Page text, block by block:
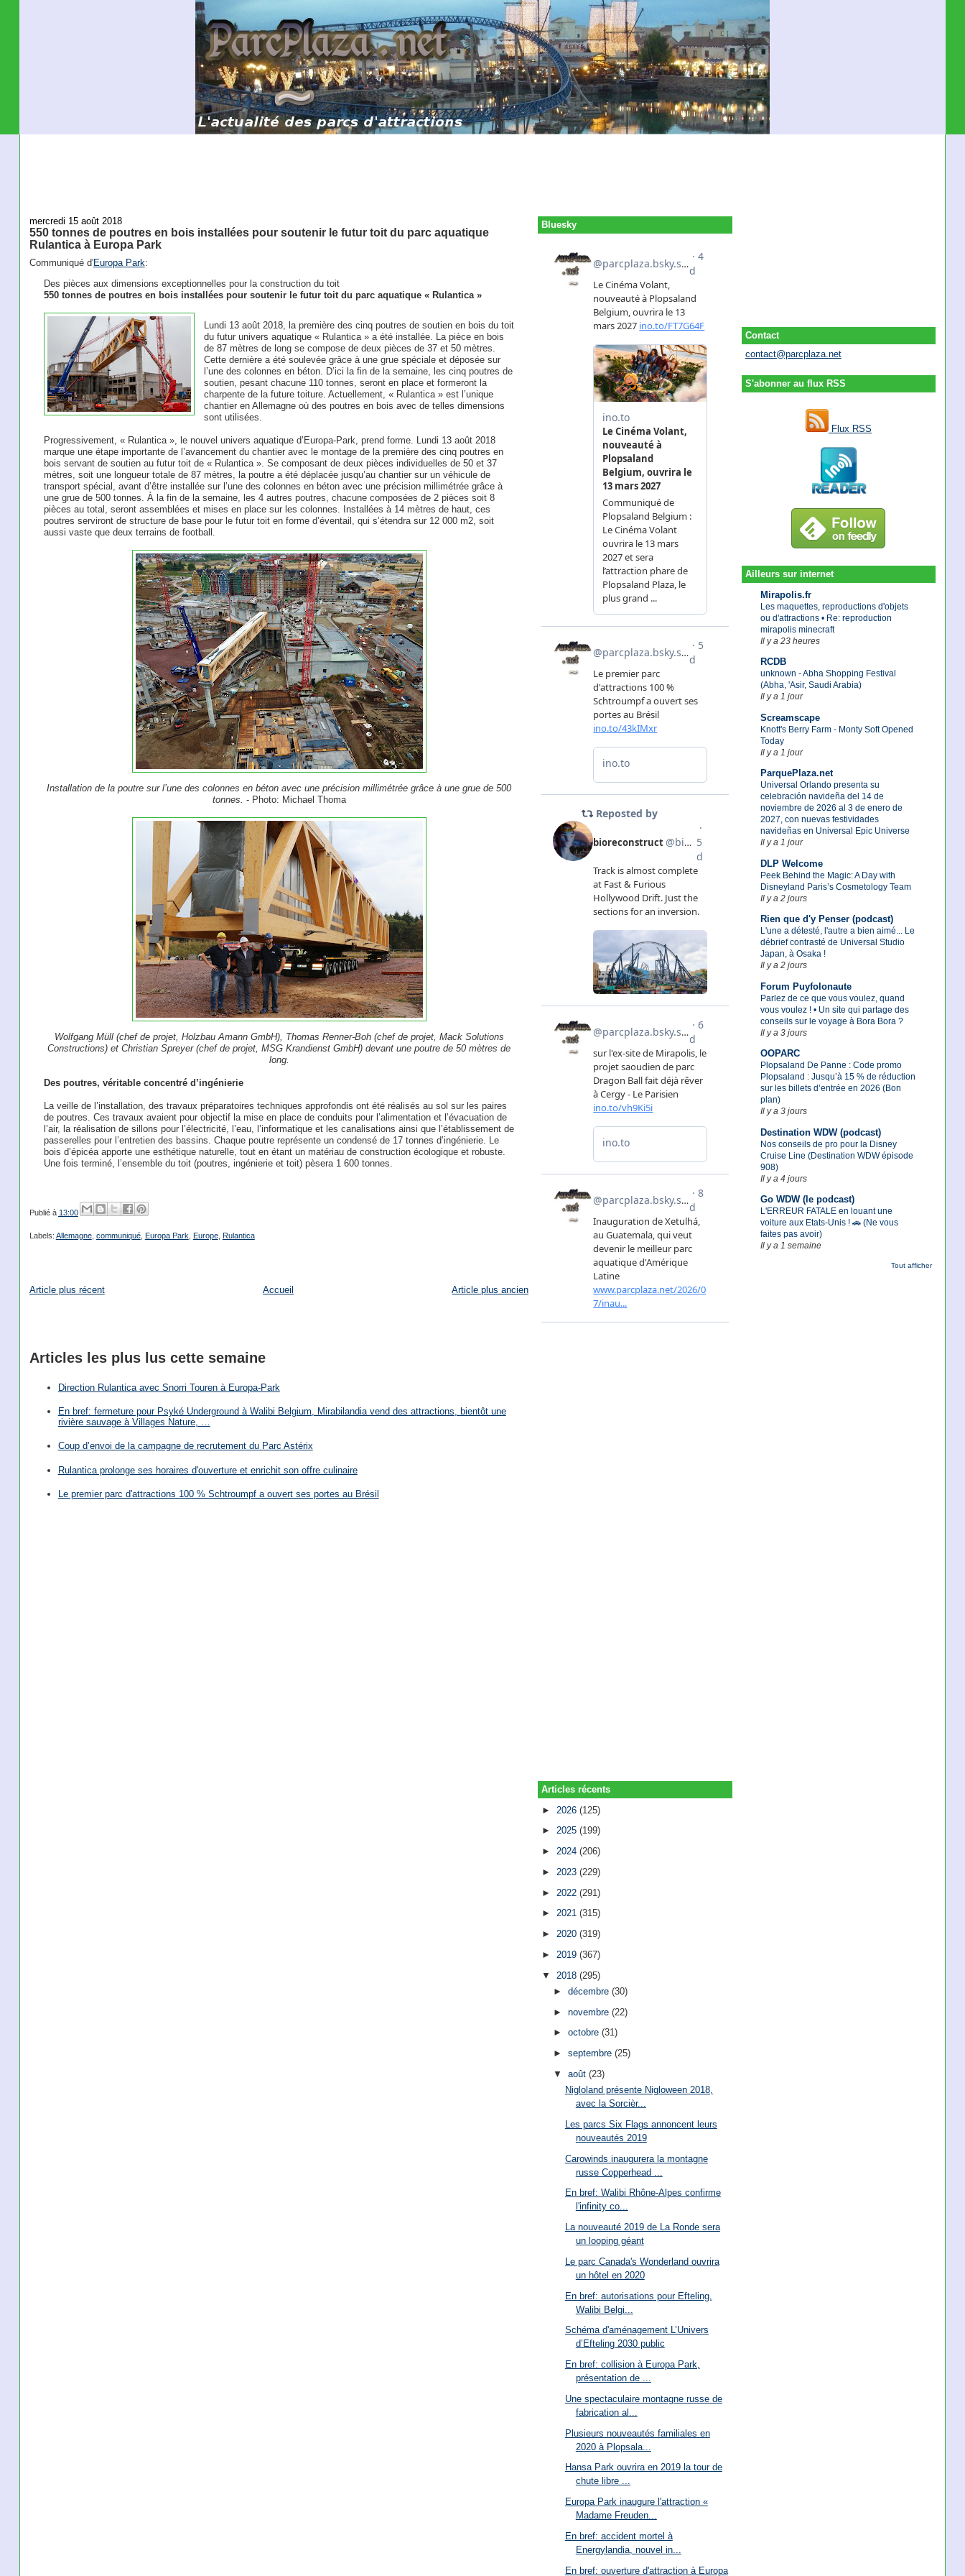
Contact
contact@parcplaza.net
S'abonner au flux RSS
Flux RSS
Ailleurs sur internet
Mirapolis.fr
Les maquettes, reproductions d'objets
ou d'attractions • Re: reproduction
mirapolis minecraft
Il y a 23 heures
RCDB
unknown - Abha Shopping Festival
(Abha, 'Asir, Saudi Arabia)
Il y a 1 jour
Screamscape
Knott's Berry Farm - Monty Soft Opened
Today
Il y a 1 jour
ParquePlaza.net
Universal Orlando presenta su
celebración navideña del 14 de
noviembre de 2026 al 3 de enero de
2027, con nuevas festividades
navideñas en Universal Epic Universe
Il y a 1 jour
DLP Welcome
Peek Behind the Magic: A Day with
Disneyland Paris’s Cosmetology Team
Il y a 2 jours
Rien que d'y Penser (podcast)
L'une a détesté, l'autre a bien aimé... Le
débrief contrasté de Universal Studio
Japan, à Osaka !
Il y a 2 jours
Forum Puyfolonaute
Parlez de ce que vous voulez, quand
vous voulez ! • Un site qui partage des
conseils sur le voyage à Bora Bora ?
Il y a 3 jours
OOPARC
Plopsaland De Panne : Code promo
Plopsaland : Jusqu’à 15 % de réduction
sur les billets d’entrée en 2026 (Bon
plan)
Il y a 3 jours
Destination WDW (podcast)
Nos conseils de pro pour la Disney
Cruise Line (Destination WDW épisode
908)
Il y a 4 jours
Go WDW (le podcast)
L'ERREUR FATALE en louant une
voiture aux Etats-Unis ! 🚗 (Ne vous
faites pas avoir)
Il y a 1 semaine
Tout afficher
mercredi 15 août 2018
550 tonnes de poutres en bois installées pour soutenir le futur toit du parc aquatique
Rulantica à Europa Park
Communiqué d'Europa Park:
Des pièces aux dimensions exceptionnelles pour la construction du toit
550 tonnes de poutres en bois installées pour soutenir le futur toit du parc aquatique « Rulantica »
Lundi 13 août 2018, la première des cinq poutres de soutien en bois du toit
du futur univers aquatique « Rulantica » a été installée. La pièce en bois
de 87 mètres de long se compose de deux pièces de 37 et 50 mètres.
Cette dernière a été soulevée grâce à une grue spéciale et déposée sur
l’une des colonnes en béton. D’ici la fin de la semaine, les cinq poutres de
soutien, pesant chacune 110 tonnes, seront en place et formeront la
charpente de la future toiture. Actuellement, « Rulantica » est l’unique
chantier en Allemagne où des poutres en bois avec de telles dimensions
sont utilisées.
Progressivement, « Rulantica », le nouvel univers aquatique d’Europa-Park, prend forme. Lundi 13 août 2018
marque une étape importante de l’avancement du chantier avec le montage de la première des cinq poutres en
bois servant de soutien au futur toit de « Rulantica ». Se composant de deux pièces individuelles de 50 et 37
mètres, soit une longueur totale de 87 mètres, la poutre a été déplacée jusqu’au chantier sur un véhicule de
transport spécial, avant d’être installée sur l’une des colonnes en béton avec une précision millimétrée grâce à
une grue de 500 tonnes. À la fin de la semaine, les 4 autres poutres, chacune composées de 2 pièces soit 8
pièces au total, seront assemblées et mises en place sur les colonnes. Installées à 14 mètres de haut, ces
poutres serviront de structure de base pour le futur toit en forme d’éventail, qui s’étendra sur 12 000 m2, soit
aussi vaste que deux terrains de football.
Installation de la poutre sur l’une des colonnes en béton avec une précision millimétrée grâce à une grue de 500
tonnes. - Photo: Michael Thoma
Wolfgang Müll (chef de projet, Holzbau Amann GmbH), Thomas Renner-Boh (chef de projet, Mack Solutions
Constructions) et Christian Spreyer (chef de projet, MSG Krandienst GmbH) devant une poutre de 50 mètres de
long.
Des poutres, véritable concentré d’ingénierie
La veille de l’installation, des travaux préparatoires techniques approfondis ont été réalisés au sol sur les paires
de poutres. Ces travaux avaient pour objectif la mise en place de conduits pour l’alimentation et l’évacuation de
l’air, la réalisation de sillons pour l’électricité, l’eau, l’informatique et les canalisations ainsi que l’établissement de
passerelles pour l’entretien des bassins. Chaque poutre représente un condensé de 17 tonnes d’ingénierie. Le
bois d’épicéa apporte une esthétique naturelle, tout en étant un matériau de construction écologique et robuste.
Une fois terminé, l’ensemble du toit (poutres, ingénierie et toit) pèsera 1 600 tonnes.
Publié à 13:00
Labels: Allemagne, communiqué, Europa Park, Europe, Rulantica
Article plus récent Article plus ancien
Accueil
Articles les plus lus cette semaine
Direction Rulantica avec Snorri Touren à Europa-Park
En bref: fermeture pour Psyké Underground à Walibi Belgium, Mirabilandia vend des attractions, bientôt une
rivière sauvage à Villages Nature, …
Coup d’envoi de la campagne de recrutement du Parc Astérix
Rulantica prolonge ses horaires d'ouverture et enrichit son offre culinaire
Le premier parc d'attractions 100 % Schtroumpf a ouvert ses portes au Brésil
Bluesky
Articles récents
► 2026(125)
►2025(199)
►2024(206)
► 2023(229)
► 2022(291)
►2021(315)
►2020(319)
► 2019(367)
▼ 2018(295)
► décembre (30)
► novembre (22)
► octobre (31)
► septembre (25)
▼ août (23)
Nigloland présente Nigloween 2018,
avec la Sorcièr...
Les parcs Six Flags annoncent leurs
nouveautés 2019
Carowinds inaugurera la montagne
russe Copperhead ...
En bref: Walibi Rhône-Alpes confirme
l'infinity co...
La nouveauté 2019 de La Ronde sera
un looping géant
Le parc Canada's Wonderland ouvrira
un hôtel en 2020
En bref: autorisations pour Efteling,
Walibi Belgi...
Schéma d'aménagement L’Univers
d’Efteling 2030 public
En bref: collision à Europa Park,
présentation de ...
Une spectaculaire montagne russe de
fabrication al...
Plusieurs nouveautés familiales en
2020 à Plopsala...
Hansa Park ouvrira en 2019 la tour de
chute libre ...
Europa Park inaugure l'attraction «
Madame Freuden...
En bref: accident mortel à
Energylandia, nouvel in...
En bref: ouverture d'attraction à Europa